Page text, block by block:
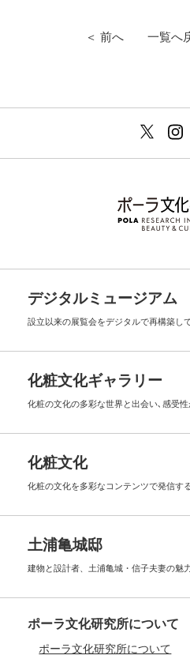
＜ 前へ 一覧へ
デジタルミュージアム
設立以来の展覧会をデジタルで再構築し
化粧文化ギャラリー
化粧の文化の多彩な世界と出会い､ 感受
化粧文化
化粧の文化を多彩なコンテンツで発信す
土浦亀城邸
建物と設計者、土浦亀城・信子夫妻の魅
ポーラ文化研究所について
ポーラ文化研究所について